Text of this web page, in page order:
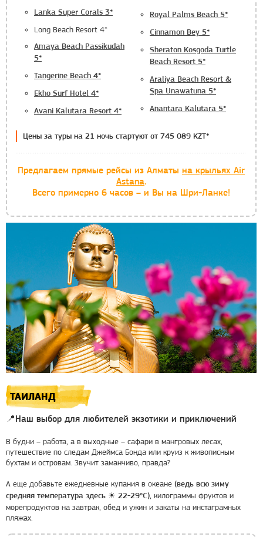
Lanka Super Corals 3*
Long Beach Resort 4*
Amaya Beach Passikudah
5*
Tangerine Beach 4*
Ekho Surf Hotel 4*
Avani Kalutara Resort 4*
Royal Palms Beach 5*
Cinnamon Bey 5*
Sheraton Kosgoda Turtle
Beach Resort 5*
Araliya Beach Resort &
Spa Unawatuna 5*
Anantara Kalutara 5*
Цены за туры на 21 ночь стартуют от 745 089 KZT*
Предлагаем прямые рейсыиз Алматы на крыльях Air
Astana.
Всего примерно 6 часов – и Вы на Шри-Ланке!
ТАИЛАНД
📍Наш выбор для любителей экзотики и приключений
В будни – работа, а в выходные – сафари в мангровых лесах,
путешествие по следам Джеймса Бонда или круиз к живописным
бухтам и островам. Звучит заманчиво, правда?
А еще добавьте ежедневные купания в океане (ведь всю зиму
средняя температура здесь ☀ 22-29°C), килограммы фруктов и
морепродуктов на завтрак, обед и ужин и закаты на инстаграмных
пляжах.